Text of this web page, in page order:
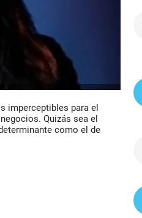
imperceptibles para el
Quizás sea el
como el de